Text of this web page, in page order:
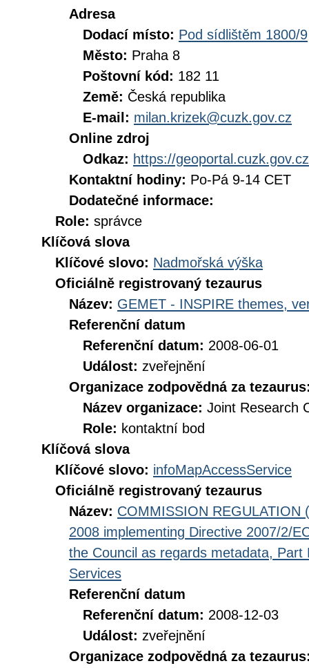
Adresa
Dodací místo: Pod sídlištěm 1800/9
Město: Praha 8
Poštovní kód: 182 11
Země: Česká republika
E-mail: milan.krizek@cuzk.gov.cz
Online zdroj
Odkaz: https://geoportal.cuzk.gov.cz
Kontaktní hodiny: Po-Pá 9-14 CET
Dodatečné informace:
Role: správce
Klíčová slova
Klíčové slovo: Nadmořská výška
Oficiálně registrovaný tezaurus
Název: GEMET - INSPIRE themes,
Referenční datum
Referenční datum: 2008-06-01
Událost: zveřejnění
Organizace zodpovědná za
Název organizace: Joint Research
Role: kontaktní bod
Klíčová slova
Klíčové slovo: infoMapAccessService
Oficiálně registrovaný tezaurus
Název: COMMISSION REGULATION
2008 implementing Directive 2007/2/
the Council as regards metadata,
Services
Referenční datum
Referenční datum: 2008-12-03
Událost: zveřejnění
Organizace zodpovědná za